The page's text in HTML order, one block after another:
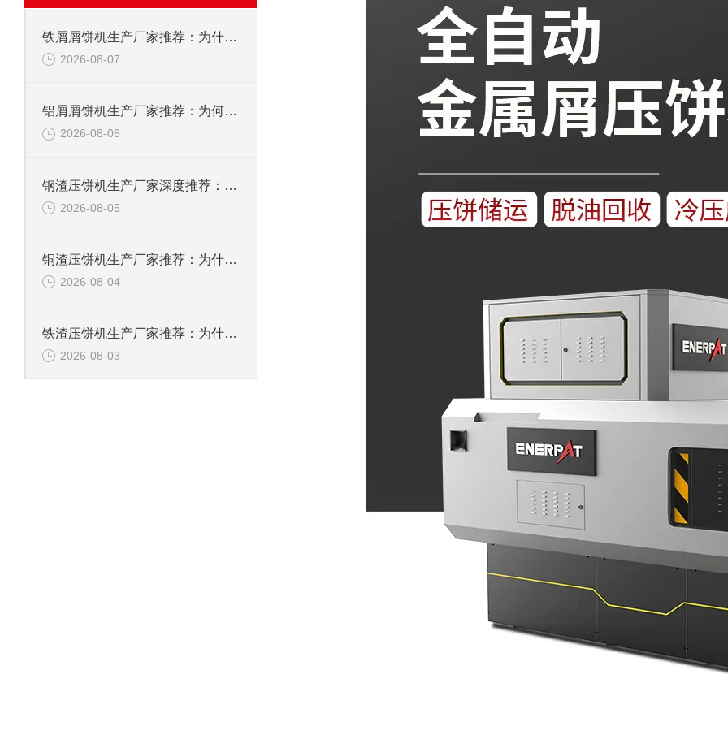
铁屑屑饼机生产厂家推荐：为什么恩派特是您的优选伙伴
2026-08-07
铝屑屑饼机生产厂家推荐：为何恩派特成为金属回收行业的“隐形优选”？
2026-08-06
钢渣压饼机生产厂家深度推荐：为何恩派特成为高净值产线的优选
2026-08-05
铜渣压饼机生产厂家推荐：为什么恩派特成为众多企业的信赖？
2026-08-04
铁渣压饼机生产厂家推荐：为什么恩派特成为众多企业的优选？
2026-08-03